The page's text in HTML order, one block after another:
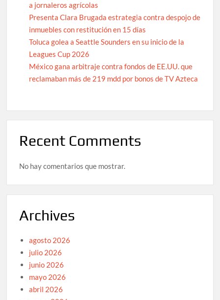
a jornaleros agrícolas
Presenta Clara Brugada estrategia contra despojo de
inmuebles con restitución en 15 días
Toluca golea a Seattle Sounders en su inicio de la
Leagues Cup 2026
México gana arbitraje contra fondos de EE.UU. que
reclamaban más de 219 mdd por bonos de TV Azteca
Recent Comments
No hay comentarios que mostrar.
Archives
agosto 2026
julio 2026
junio 2026
mayo 2026
abril 2026